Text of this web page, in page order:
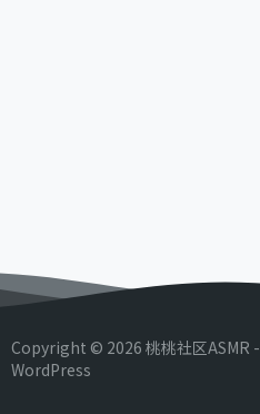
Copyright © 2026 桃桃社区ASMR -
WordPress